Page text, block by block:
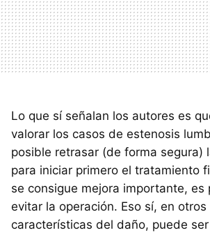
Lo que sí señalan los autores es
valorar los casos de estenosis
posible retrasar (de forma segura)
para iniciar primero el tratamiento
se consigue mejora importante, es
evitar la operación. Eso sí, en
características del daño, puede